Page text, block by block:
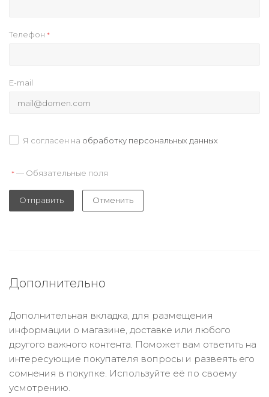
Телефон *
E-mail
Я согласен на обработку персональных данных
* — Обязательные поля
Отправить Отменить
Дополнительно
Дополнительная вкладка, для размещения
информации о магазине, доставке или любого
другого важного контента. Поможет вам ответить на
интересующие покупателя вопросы и развеять его
сомнения в покупке. Используйте её по своему
усмотрению.